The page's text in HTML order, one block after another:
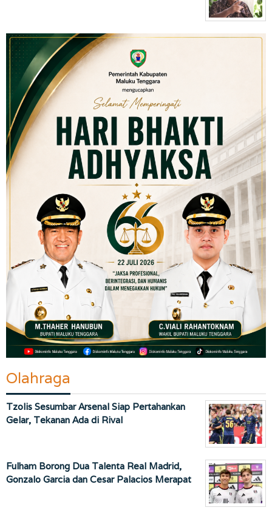
Olahraga
Tzolis Sesumbar Arsenal Siap Pertahankan
Gelar, Tekanan Ada di Rival
Fulham Borong Dua Talenta Real Madrid,
Gonzalo Garcia dan Cesar Palacios Merapat